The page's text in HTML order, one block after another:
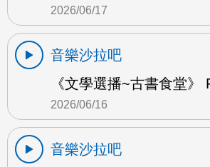
2026/06/17
音樂沙拉吧
《文學選播~古書食堂》
2026/06/16
音樂沙拉吧